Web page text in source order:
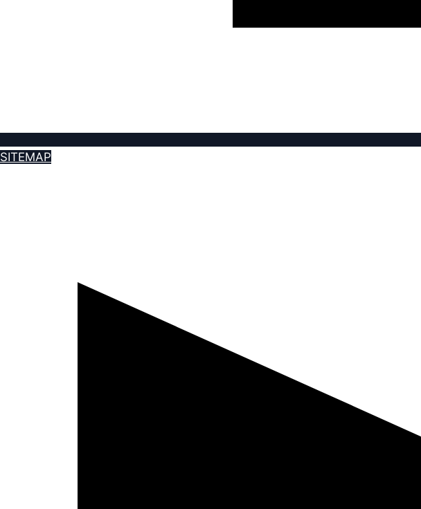
SITEMAP